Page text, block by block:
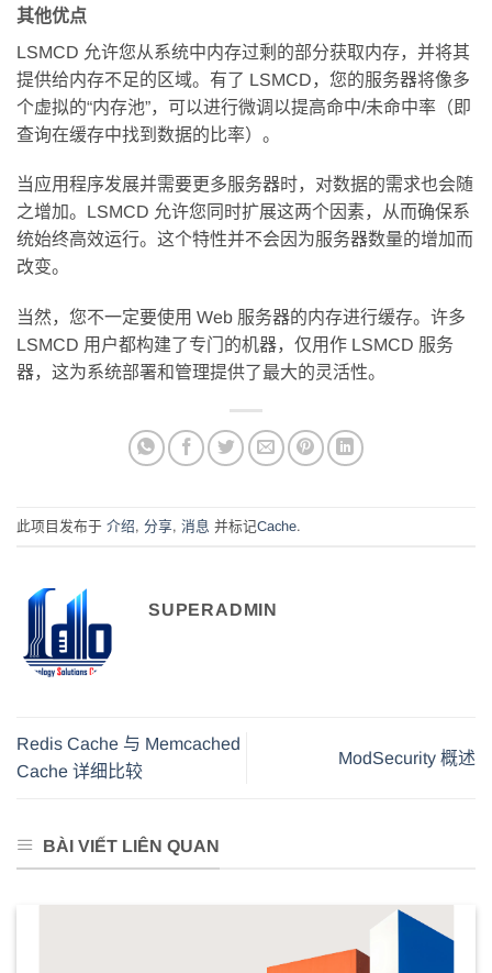
其他优点
LSMCD 允许您从系统中内存过剩的部分获取内存，并将其
提供给内存不足的区域。有了 LSMCD，您的服务器将像多
个虚拟的“内存池”，可以进行微调以提高命中/未命中率（即
查询在缓存中找到数据的比率）。
当应用程序发展并需要更多服务器时，对数据的需求也会随
之增加。LSMCD 允许您同时扩展这两个因素，从而确保系
统始终高效运行。这个特性并不会因为服务器数量的增加而
改变。
当然，您不一定要使用 Web 服务器的内存进行缓存。许多
LSMCD 用户都构建了专门的机器，仅用作 LSMCD 服务
器，这为系统部署和管理提供了最大的灵活性。
此项目发布于 介绍, 分享, 消息 并标记Cache.
SUPERADMIN
Redis Cache 与 Memcached
Cache 详细比较
ModSecurity 概述
BÀI VIẾT LIÊN QUAN